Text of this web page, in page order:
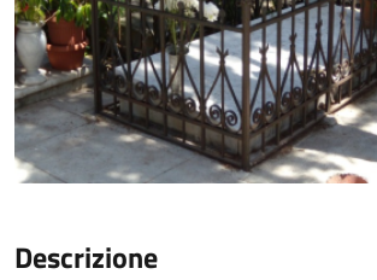
Descrizione